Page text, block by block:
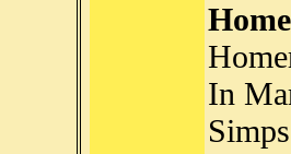
In